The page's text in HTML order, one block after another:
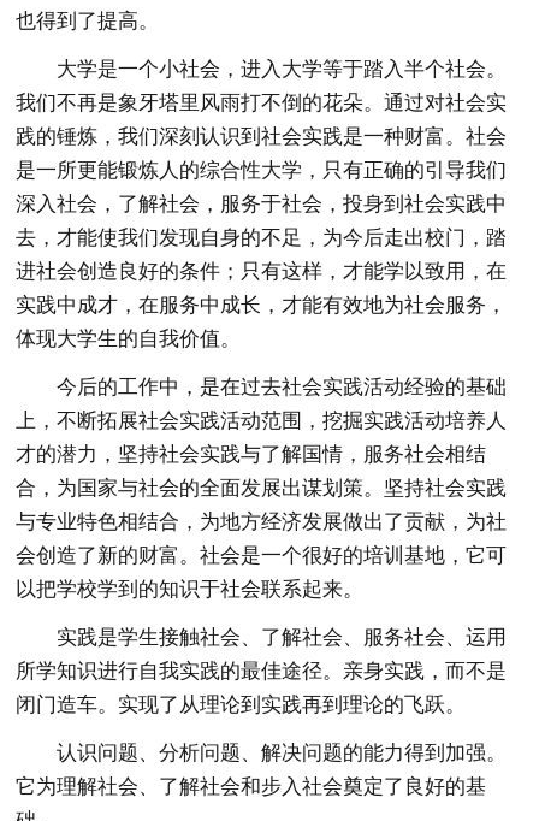
也得到了提高。
大学是一个小社会，进入大学等于踏入半个社会。
我们不再是象牙塔里风雨打不倒的花朵。通过对社会实
践的锤炼，我们深刻认识到社会实践是一种财富。社会
是一所更能锻炼人的综合性大学，只有正确的引导我们
深入社会，了解社会，服务于社会，投身到社会实践中
去，才能使我们发现自身的不足，为今后走出校门，踏
进社会创造良好的条件；只有这样，才能学以致用，在
实践中成才，在服务中成长，才能有效地为社会服务，
体现大学生的自我价值。
今后的工作中，是在过去社会实践活动经验的基础
上，不断拓展社会实践活动范围，挖掘实践活动培养人
才的潜力，坚持社会实践与了解国情，服务社会相结
合，为国家与社会的全面发展出谋划策。坚持社会实践
与专业特色相结合，为地方经济发展做出了贡献，为社
会创造了新的财富。社会是一个很好的培训基地，它可
以把学校学到的知识于社会联系起来。
实践是学生接触社会、了解社会、服务社会、运用
所学知识进行自我实践的最佳途径。亲身实践，而不是
闭门造车。实现了从理论到实践再到理论的飞跃。
认识问题、分析问题、解决问题的能力得到加强。
它为理解社会、了解社会和步入社会奠定了良好的基